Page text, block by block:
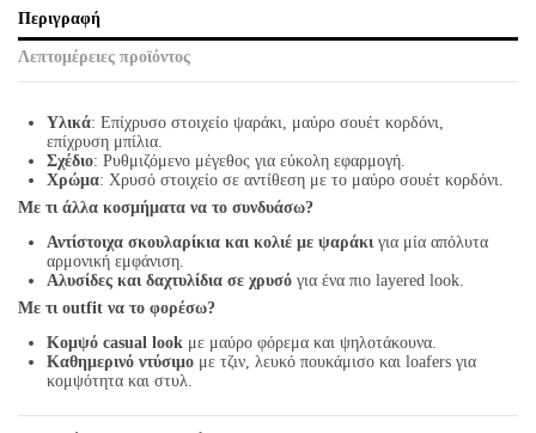
Περιγραφή
Λεπτομέρειες προϊόντος
Υλικά: Επίχρυσο στοιχείο ψαράκι, μαύρο σουέτ κορδόνι,
επίχρυση μπίλια.
Σχέδιο: Ρυθμιζόμενο μέγεθος για εύκολη εφαρμογή.
Χρώμα: Χρυσό στοιχείο σε αντίθεση με το μαύρο σουέτ κορδόνι.
Με τι άλλα κοσμήματα να το συνδυάσω?
Αντίστοιχα σκουλαρίκια και κολιέ με ψαράκιγια μία απόλυτα
αρμονική εμφάνιση.
Αλυσίδες και δαχτυλίδια σε χρυσό για ένα πιο layered look.
Με τι outfit να το φορέσω?
Κομψό casual look με μαύρο φόρεμα και ψηλοτάκουνα.
Καθημερινό ντύσιμο με τζιν, λευκό πουκάμισο και loafers για
κομψότητα και στυλ.